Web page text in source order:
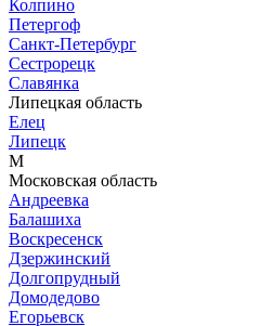
Колпино
Петергоф
Санкт-Петербург
Сестрорецк
Славянка
Липецкая область
Елец
Липецк
М
Московская область
Андреевка
Балашиха
Воскресенск
Дзержинский
Долгопрудный
Домодедово
Егорьевск